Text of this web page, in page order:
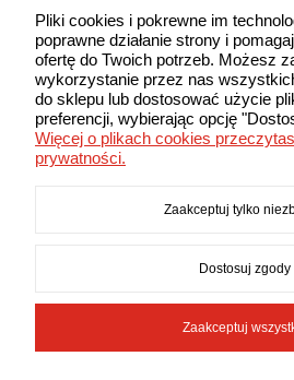
Użytkowanie sklepu oznacza zgodę
cookies. Szczegółowe informacje
© 2013-2026 MAXIMA. Wszelkie
Pliki cookies i pokrewne im
poprawne działanie strony i
ofertę do Twoich potrzeb. Możesz
wykorzystanie przez nas
do sklepu lub dostosować użycie
preferencji, wybierając opcję
Więcej o plikach cookies
prywatności.
Zaakceptuj tylko
Dostosuj zgody
Zaakceptuj